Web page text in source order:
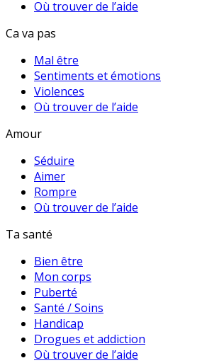
Où trouver de l’aide
Ca va pas
Mal être
Sentiments et émotions
Violences
Où trouver de l’aide
Amour
Séduire
Aimer
Rompre
Où trouver de l’aide
Ta santé
Bien être
Mon corps
Puberté
Santé / Soins
Handicap
Drogues et addiction
Où trouver de l’aide